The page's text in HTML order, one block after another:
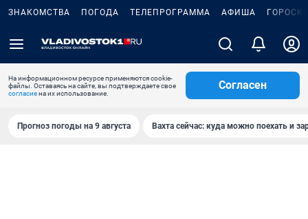
ЗНАКОМСТВА ПОГОДА ТЕЛЕПРОГРАММА АФИША
На информационном ресурсе применяются cookie-
файлы. Оставаясь на сайте, вы подтверждаете свое
согласиена их использование.
Согласен
Прогноз погоды на 9 августа Вахта сейчас: куда можно поехать и